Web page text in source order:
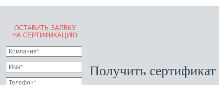
ОСТАВИТЬ ЗАЯВКУ
НА СЕРТИФИКАЦИЮ
Получить